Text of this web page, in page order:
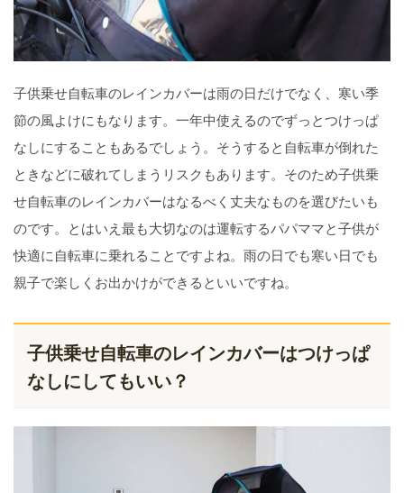
子供乗せ自転車のレインカバーは雨の日だけでなく、寒い季
節の風よけにもなります。一年中使えるのでずっとつけっぱ
なしにすることもあるでしょう。そうすると自転車が倒れた
ときなどに破れてしまうリスクもあります。そのため子供乗
せ自転車のレインカバーはなるべく丈夫なものを選びたいも
のです。とはいえ最も大切なのは運転するパパママと子供が
快適に自転車に乗れることですよね。雨の日でも寒い日でも
親子で楽しくお出かけができるといいですね。
子供乗せ自転車のレインカバーはつけっぱ
なしにしてもいい？